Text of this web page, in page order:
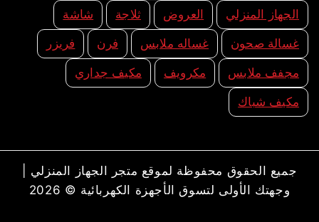
الجهاز المنزلي العروض ثلاجة شاشة
غسالة صحون غساله ملابس فرن فريزر
مجفف ملابس مكرويف مكيف جداري
مكيف شباك
جميع الحقوق محفوظة لموقع متجر الجهاز المنزلي |
وجهتك الأولى لتسوق الأجهزة الكهربائية © 2026